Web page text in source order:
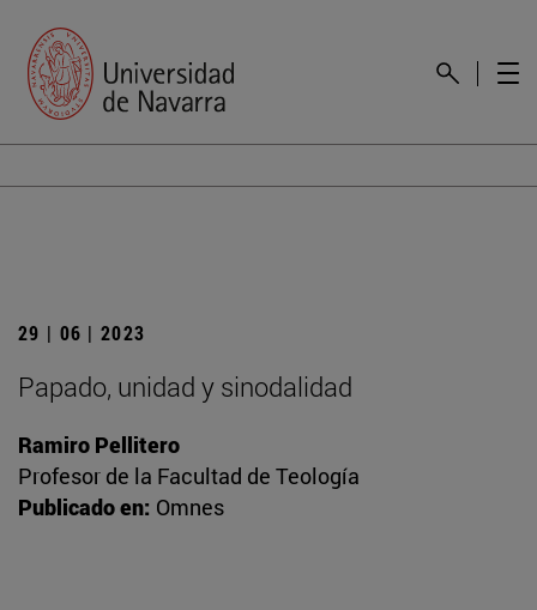
29 | 06 | 2023
Papado, unidad y sinodalidad
Ramiro Pellitero
Profesor de la Facultad de Teología
Publicado en: Omnes